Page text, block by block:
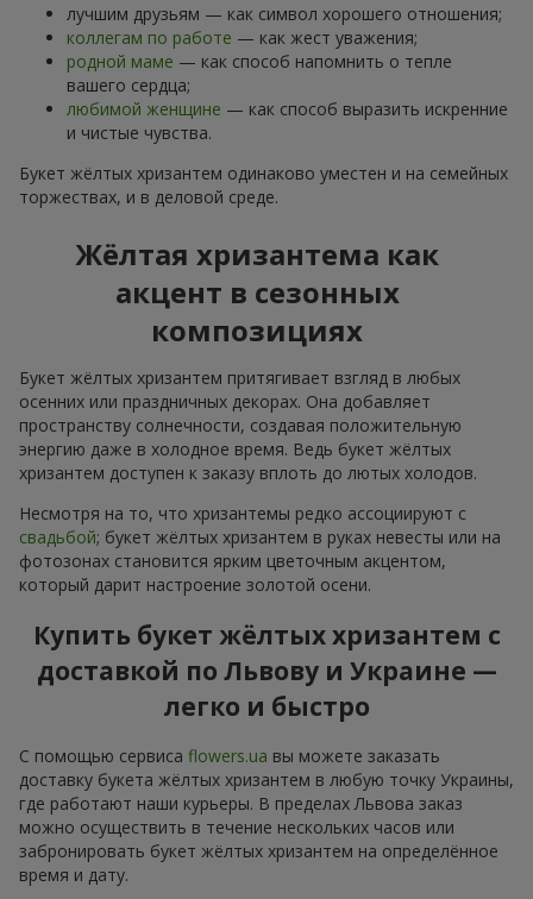
лучшим друзьям — как символ хорошего отношения;
коллегам по работе — как жест уважения;
родной маме — как способ напомнить о тепле
вашего сердца;
любимой женщине — как способ выразить искренние
и чистые чувства.
Букет жёлтых хризантем одинаково уместен и на семейных
торжествах, и в деловой среде.
Жёлтая хризантема как
акцент в сезонных
композициях
Букет жёлтых хризантем притягивает взгляд в любых
осенних или праздничных декорах. Она добавляет
пространству солнечности, создавая положительную
энергию даже в холодное время. Ведь букет жёлтых
хризантем доступен к заказу вплоть до лютых холодов.
Несмотря на то, что хризантемы редко ассоциируют с
свадьбой; букет жёлтых хризантем в руках невесты или на
фотозонах становится ярким цветочным акцентом,
который дарит настроение золотой осени.
Купить букет жёлтых хризантем с
доставкой по Львову и Украине —
легко и быстро
С помощью сервиса flowers.ua вы можете заказать
доставку букета жёлтых хризантем в любую точку Украины,
где работают наши курьеры. В пределах Львова заказ
можно осуществить в течение нескольких часов или
забронировать букет жёлтых хризантем на определённое
время и дату.